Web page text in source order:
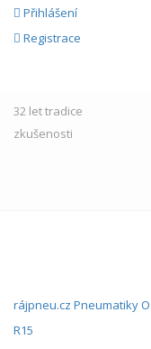
Přihlášení
Registrace
32 lettradice
zkušenosti
rájpneu.cz Pneumatiky
R15